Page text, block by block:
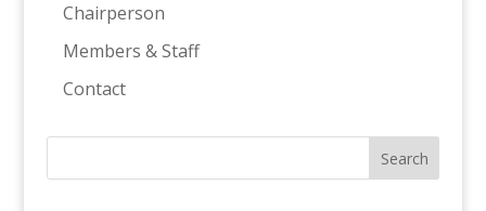
Chairperson
Members & Staff
Contact